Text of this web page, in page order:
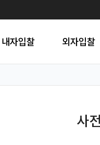
내자입찰 외자입찰
사